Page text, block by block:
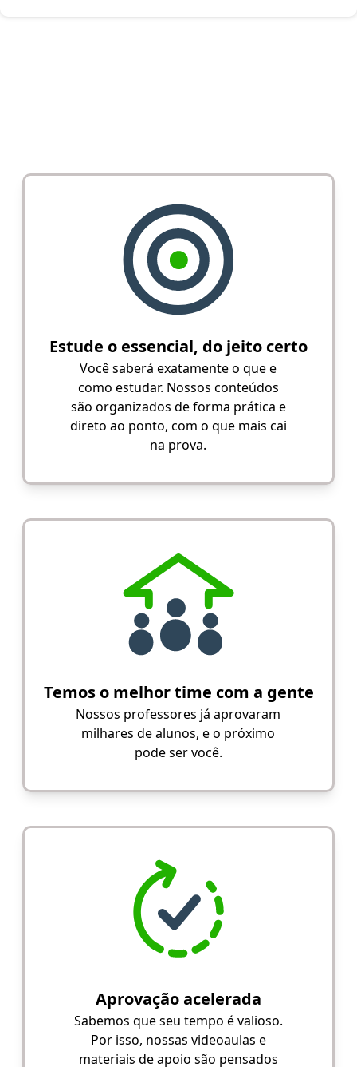
Estude o essencial, do jeito certo
Você saberá exatamente o que e
como estudar. Nossos conteúdos
são organizados de forma prática e
direto ao ponto, com o que mais cai
na prova.
Temos o melhor time com a gente
Nossos professores já aprovaram
milhares de alunos, e o próximo
pode ser você.
Aprovação acelerada
Sabemos que seu tempo é valioso.
Por isso, nossas videoaulas e
materiais de apoio são pensados